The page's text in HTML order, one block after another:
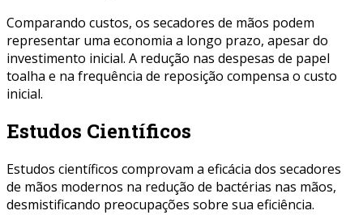
Comparando custos, os secadores de mãos podem
representar uma economia a longo prazo, apesar do
investimento inicial. A redução nas despesas de papel
toalha e na frequência de reposição compensa o custo
inicial.
Estudos Científicos
Estudos científicos comprovam a eficácia dos secadores
de mãos modernos na redução de bactérias nas mãos,
desmistificando preocupações sobre sua eficiência.